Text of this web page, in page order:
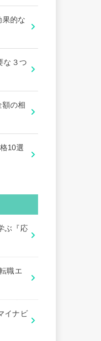
果的な
な３つ
の相
10選
ぶ『応
職エ
イナビ